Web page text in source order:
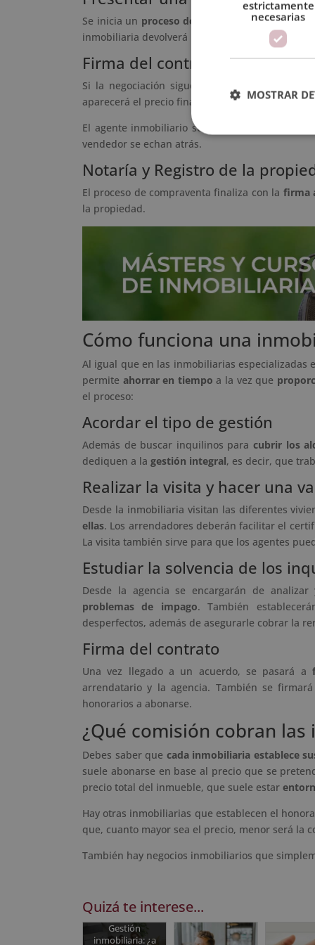
Se inicia un proceso de negociaciónrespecto al
inmobiliaria devolverá la reserva al comprador.
Firma del contrato
Si la negociación sigue adelante y se cierra
aparecerá el precio final por el cual se vende el
El agente inmobiliario será el encargado de
vendedor se echan atrás.
Notaría y Registro de la
El proceso de compraventa finaliza con la firma
la propiedad.
Cómo funciona una
Al igual que en las inmobiliarias
permite ahorrar en tiempo a la vez que
el proceso:
Acordar el tipo de gestión
Además de buscar inquilinos paracubrir los
dediquen a la gestión integral, es decir, que
Realizar la visita y hacer una
Desde la inmobiliaria visitan las diferentes
ellas. Los arrendadores deberán facilitar el
La visita también sirve para que los agentes
Estudiar la solvencia de los
Desde la agencia se encargarán de
problemas de impago. También
desperfectos, además de asegurarle cobrar la
Firma del contrato
Una vez llegado a un acuerdo, se pasará a
arrendatario y la agencia. También se
honorarios a abonarse.
¿Qué comisión cobran
Debes saber que cada inmobiliaria establece
suele abonarse en base al precio que se
precio total del inmueble, que suele estar
Hay otras inmobiliarias que establecen el
que, cuanto mayor sea el precio, menor será la
También hay negocios inmobiliarios que
Quizá te interese...
Gestión
inmobiliaria: ¿a
estrictamente
necesarias
MOSTRAR